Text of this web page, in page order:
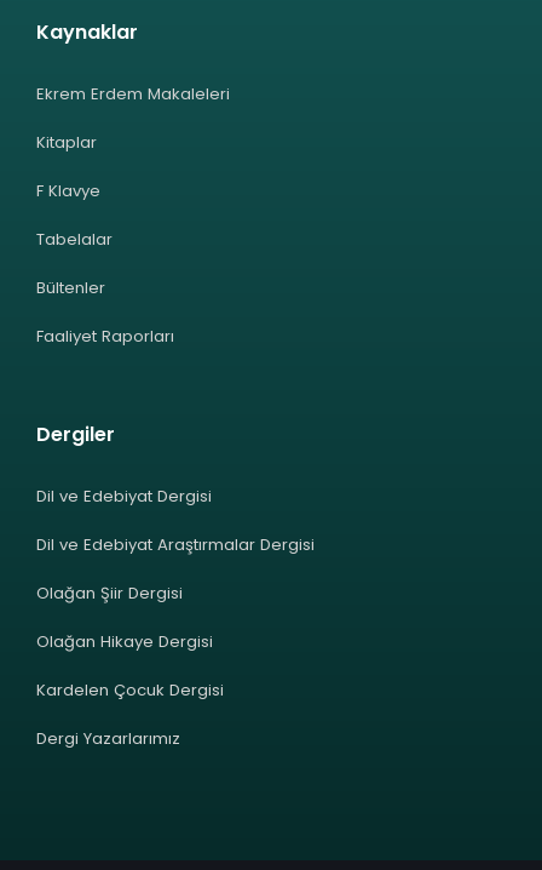
Kaynaklar
Ekrem Erdem Makaleleri
Kitaplar
F Klavye
Tabelalar
Bültenler
Faaliyet Raporları
Dergiler
Dil ve Edebiyat Dergisi
Dil ve Edebiyat Araştırmalar Dergisi
Olağan Şiir Dergisi
Olağan Hikaye Dergisi
Kardelen Çocuk Dergisi
Dergi Yazarlarımız